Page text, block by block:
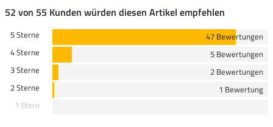
52 von 55 Kunden würden diesen Artikel empfehlen
5 Sterne
47 Bewertungen
4 Sterne
5 Bewertungen
3 Sterne
2 Bewertungen
2 Sterne
1 Bewertung
1 Stern